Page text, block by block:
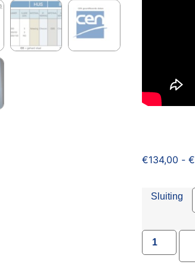
€134,00 - €
Sluiting